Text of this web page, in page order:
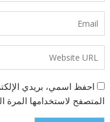
احفظ اسمي، بريدي
المتصفح لاستخدامها المرة